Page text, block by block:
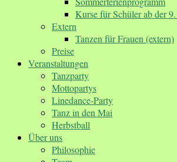
Kurse für Schüler ab der
Extern
Tanzen für Frauen (extern)
Preise
Veranstaltungen
Tanzparty
Mottopartys
Linedance-Party
Tanz in den Mai
Herbstball
Über uns
Philosophie